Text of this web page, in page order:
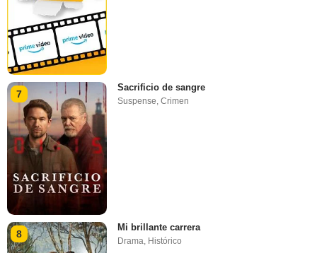
7
Sacrificio de sangre
Suspense ,Crimen
8
Mi brillante carrera
Drama, Histórico